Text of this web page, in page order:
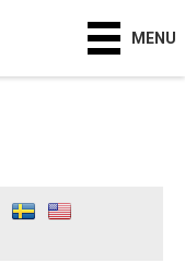
MENU